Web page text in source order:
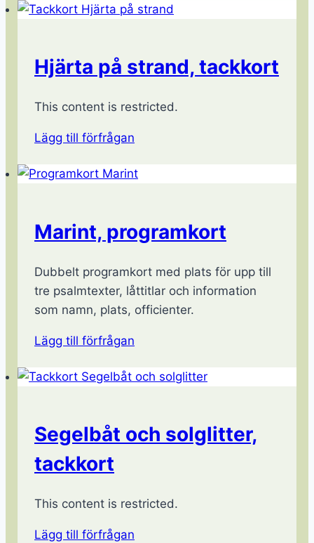
Hjärta på strand, tackkort
This content is restricted.
Lägg till förfrågan
Marint, programkort
Dubbelt programkort med plats för upp till
tre psalmtexter, låttitlar och information
som namn, plats, officienter.
Lägg till förfrågan
Segelbåt och solglitter,
tackkort
This content is restricted.
Lägg till förfrågan